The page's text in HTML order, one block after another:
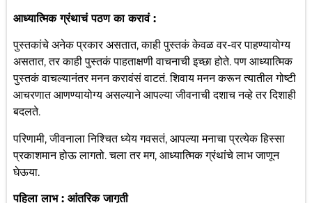
आध्यात्मिक ग्रंथाचं पठण का करावं :
पुस्तकांचे अनेक प्रकार असतात, काही पुस्तकं केवळ वर-वर पाहण्यायोग्य
असतात, तर काही पुस्तकं पाहताक्षणी वाचनाची इच्छा होते. पण आध्यात्मिक
पुस्तकं वाचल्यानंतर मनन करावंसं वाटतं. शिवाय मनन करून त्यातील गोष्टी
आचरणात आणण्यायोग्य असल्याने आपल्या जीवनाची दशाच नव्हे तर दिशाही
बदलते.
परिणामी, जीवनाला निश्चित ध्येय गवसतं, आपल्या मनाचा प्रत्येक हिस्सा
प्रकाशमान होऊ लागतो. चला तर मग, आध्यात्मिक ग्रंथांचे लाभ जाणून
घेऊया.
पहिला लाभ : आंतरिक जागृती